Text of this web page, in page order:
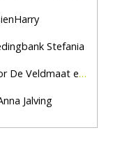
Stefania
en De Pas
Jalving